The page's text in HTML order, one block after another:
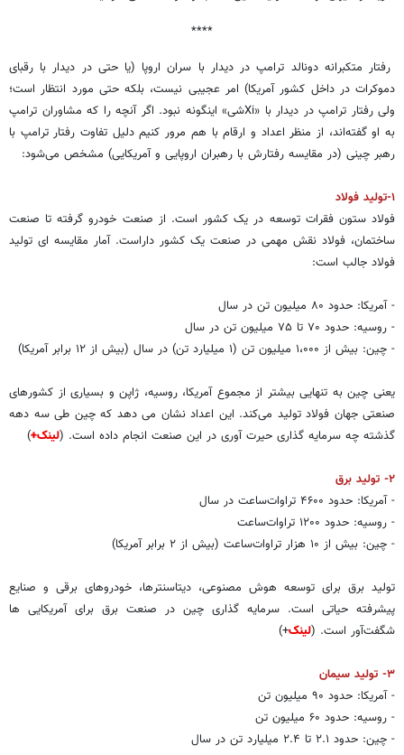
****
رفتار متکبرانه دونالد ترامپ در دیدار با سران اروپا (یا حتی در دیدار با رقبای
دموکرات در داخل کشور آمریکا) امر عجیبی نیست، بلکه حتی مورد انتظار است؛
ولی‌ رفتار ترامپ در دیدار با «Xiشی» اینگونه نبود. اگر آنچه را که مشاوران ترامپ
به او گفته‌اند، از منظر اعداد و ارقام با هم مرور کنیم دلیل تفاوت رفتار ترامپ با
رهبر چینی (در مقایسه رفتارش با رهبران اروپایی و آمریکایی) مشخص می‌شود:
۱-تولید فولاد
فولاد ستون فقرات توسعه در یک کشور است. از صنعت خودرو گرفته تا صنعت
ساختمان، فولاد نقش مهمی در صنعت یک کشور داراست. آمار مقایسه ای تولید
فولاد جالب است:
- آمریکا: حدود ۸۰ میلیون تن در سال
- روسیه: حدود ۷۰ تا ۷۵ میلیون تن در سال
- چین: بیش از ۱،۰۰۰ میلیون تن (۱ میلیارد تن) در سال (بیش از ۱۲ برابر آمریکا)
یعنی چین به تنهایی بیشتر از مجموع آمریکا، روسیه، ژاپن و بسیاری از کشورهای
صنعتی جهان فولاد تولید می‌کند. این اعداد نشان می دهد که چین طی سه دهه
گذشته چه سرمایه گذاری حیرت آوری در این صنعت انجام داده است. (لینک+)
۲- تولید برق
- آمریکا: حدود ۴۶۰۰ تراوات‌ساعت در سال
- روسیه: حدود ۱۲۰۰ تراوات‌ساعت
- چین: بیش از ۱۰ هزار تراوات‌ساعت (بیش از ۲ برابر آمریکا)
تولید برق برای توسعه هوش مصنوعی، دیتاسنترها، خودروهای برقی و صنایع
پیشرفته حیاتی است. سرمایه گذاری چین در صنعت برق برای آمریکایی ها
شگفت‌آور است. (لینک+)
۳- تولید سیمان
- آمریکا: حدود ۹۰ میلیون تن
- روسیه: حدود ۶۰ میلیون تن
- چین: حدود ۲.۱ تا ۲.۴ میلیارد تن در سال